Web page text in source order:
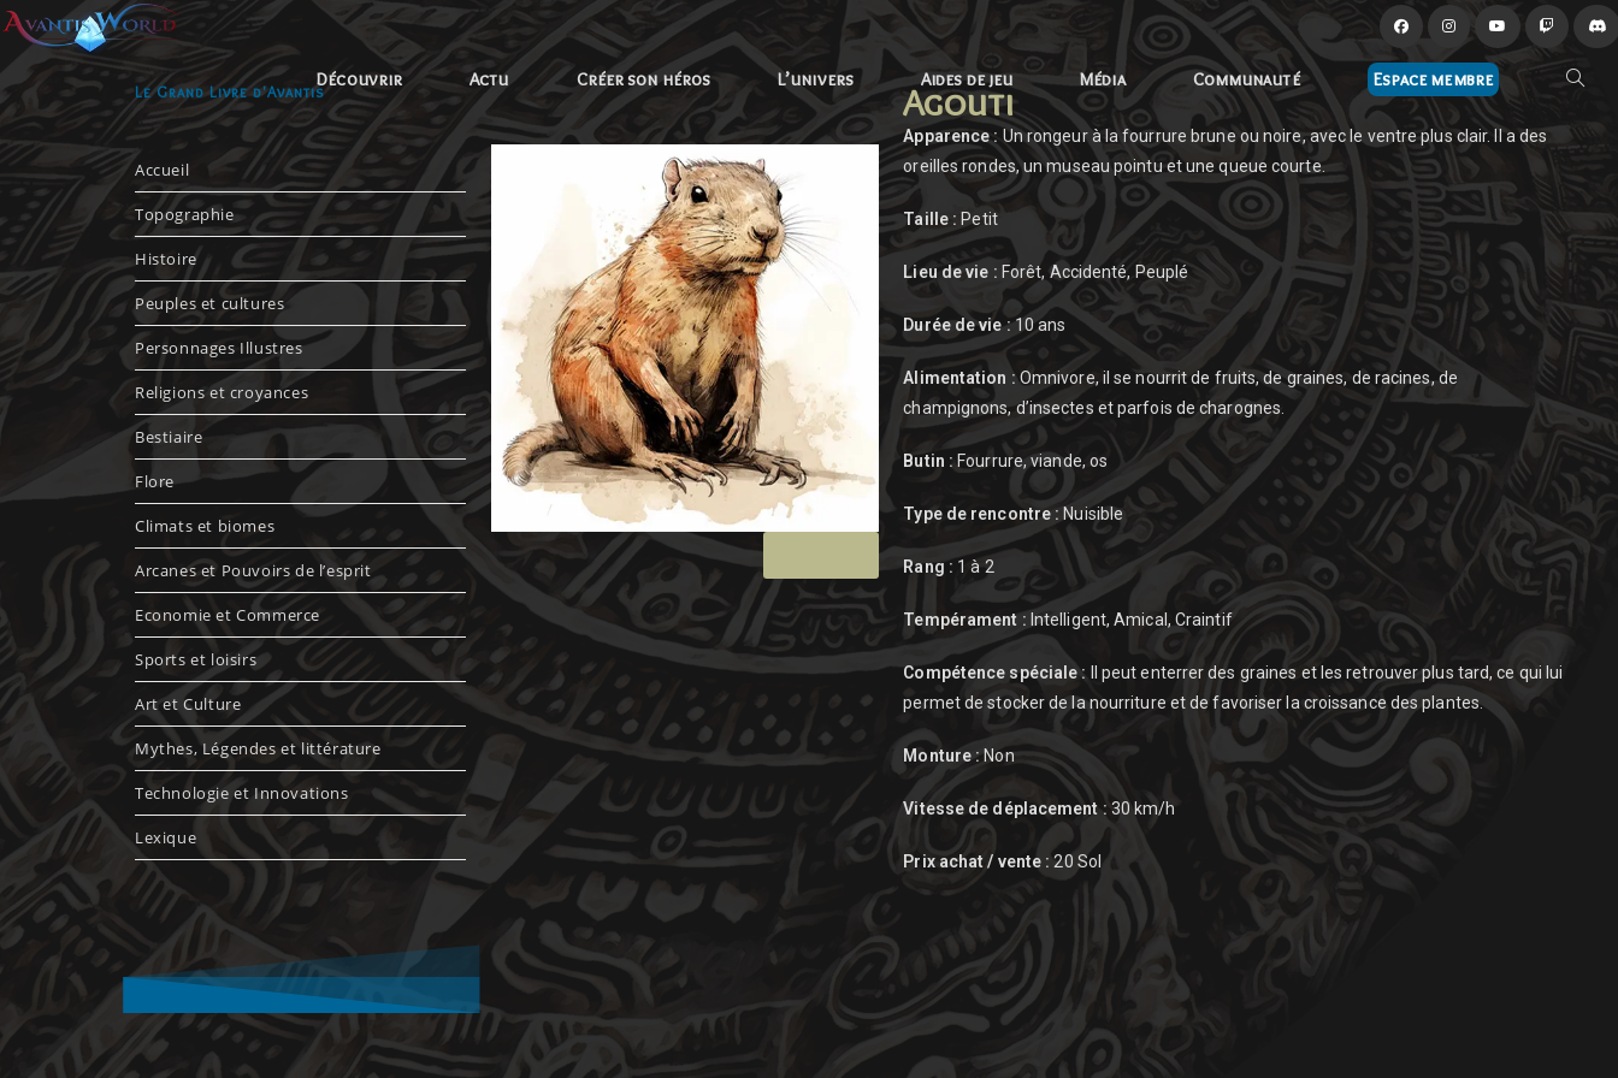
Découvrir Actu Créer son héros L’univers Aides de jeu Média Communauté Espace membre
Le Grand Livre d'Avantis
Accueil
Topographie
Histoire
Peuples et cultures
Personnages Illustres
Religions et croyances
Bestiaire
Flore
Climats et biomes
Arcanes et Pouvoirs de l’esprit
Economie et Commerce
Sports et loisirs
Art et Culture
Mythes, Légendes et littérature
Technologie et Innovations
Lexique
Agouti
Apparence : Un rongeur à la fourrure brune ou noire, avec le ventre plus clair. Il a des
oreilles rondes, un museau pointu et une queue courte.
Taille : Petit
Lieu de vie : Forêt, Accidenté, Peuplé
Durée de vie :10 ans
Alimentation :Omnivore, il se nourrit de fruits, de graines, de racines, de
champignons, d’insectes et parfois de charognes.
Butin : Fourrure, viande, os
Type de rencontre : Nuisible
Rang : 1 à 2
Tempérament : Intelligent, Amical, Craintif
Compétence spéciale : Il peut enterrer des graines et les retrouver plus tard, ce qui lui
permet de stocker de la nourriture et de favoriser la croissance des plantes.
Monture :Non
Vitesse de déplacement : 30 km/h
Prix achat / vente :20 Sol